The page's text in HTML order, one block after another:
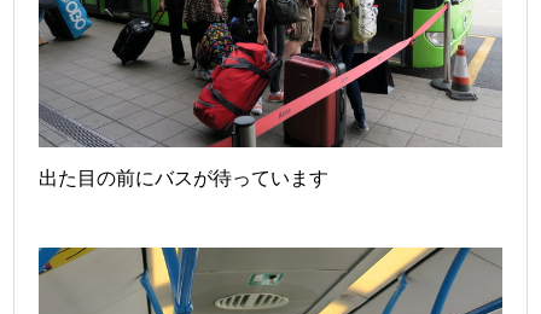
出た目の前にバスが待っています